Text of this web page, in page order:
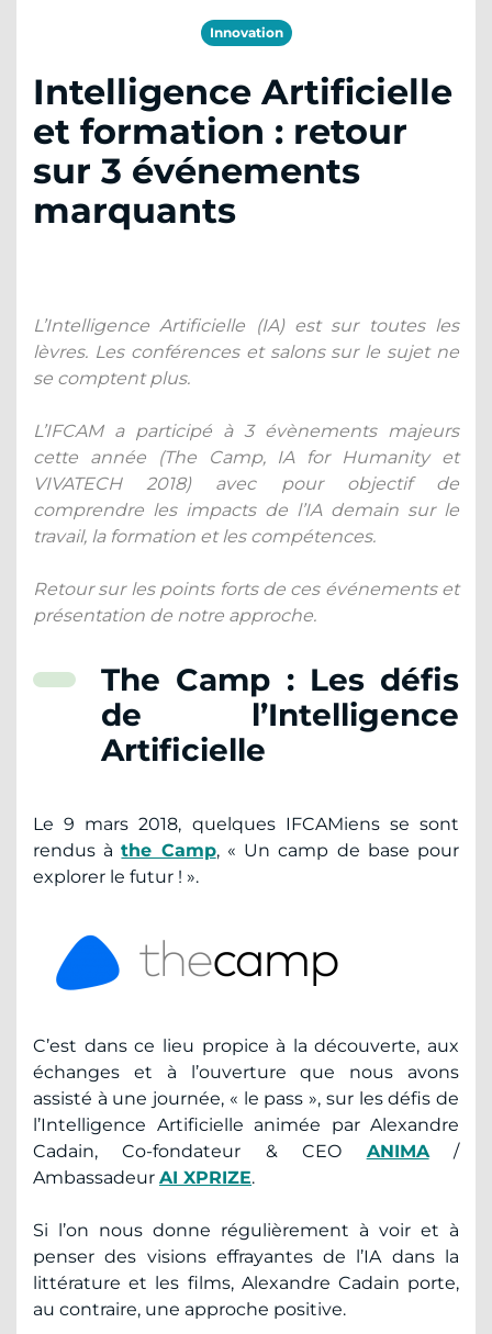
Innovation
Intelligence Artificielle
et formation : retour
sur 3 événements
marquants
L’Intelligence Artificielle (IA) est sur toutes les
lèvres. Les conférences et salons sur le sujet ne
se comptent plus.
L’IFCAM a participé à 3 évènements majeurs
cette année (The Camp, IA for Humanity et
VIVATECH 2018) avec pour objectif de
comprendre les impacts de l’IA demain sur le
travail, la formation et les compétences.
Retour sur les points forts de ces événements et
présentation de notre approche.
The Camp : Les défis
de l’Intelligence
Artificielle
Le 9 mars 2018, quelques IFCAMiens se sont
rendus àthe Camp, « Un camp de base pour
explorer le futur ! ».
C’est dans ce lieu propice à la découverte, aux
échanges et à l’ouverture que nous avons
assisté à une journée, « le pass », sur les défis de
l’Intelligence Artificielle animée par Alexandre
Cadain, Co-fondateur & CEO ANIMA/
Ambassadeur AI XPRIZE.
Si l’on nous donne régulièrement à voir et à
penser des visions effrayantes de l’IA dans la
littérature et les films, Alexandre Cadain porte,
au contraire, une approche positive.